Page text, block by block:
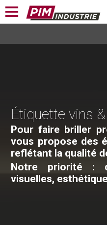
Étiquette vins
Pour faire briller
vous propose des
reflétant la qualité
Notre priorité :
visuelles,